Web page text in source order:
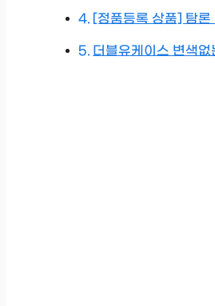
[정품등록 상품] 탐
더블유케이스 변색